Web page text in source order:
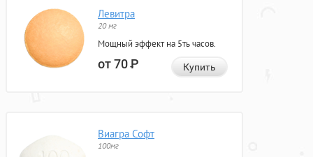
Левитра
20 мг
Мощный эффект на 5ть часов.
от 70Р Купить
Виагра Софт
100мг